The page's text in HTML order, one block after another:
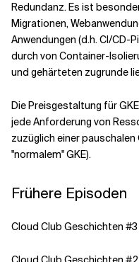
Redundanz. Es ist
Migrationen,
Anwendungen (d.h. CI/CD-
durch von Container-
und gehärteten zugrunde
Die Preisgestaltung für
jede Anforderung von
zuzüglich einer
"normalem" GKE).
Frühere Episoden
Cloud Club Geschichten #3